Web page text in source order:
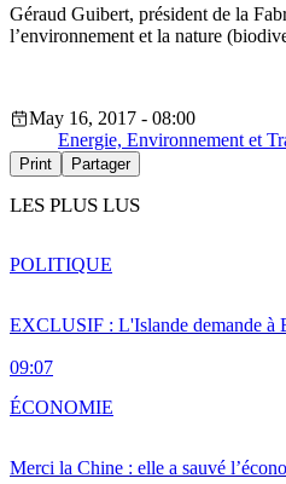
Géraud Guibert, président de la
l’environnement et la nature
May 16, 2017 - 08:00
Energie, Environnement et
Print Partager
LES PLUS LUS
EXCLUSIF : L'Islande demande à
09:07
POLITIQUE
Merci la Chine : elle a sauvé
ÉCONOMIE